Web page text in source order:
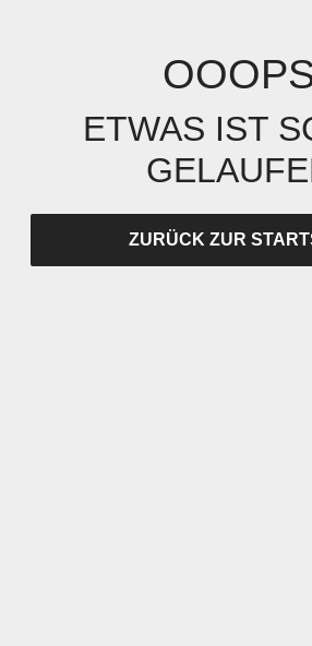
ETWAS IST
ZURÜCK ZUR